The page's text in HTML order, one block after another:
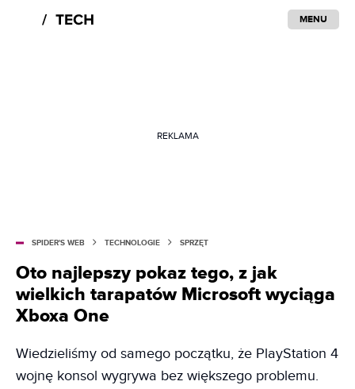
MENU
REKLAMA
SPIDER'S WEB TECHNOLOGIE SPRZĘT
Oto najlepszy pokaz tego, z jak
wielkich tarapatów Microsoft wyciąga
Xboxa One
Wiedzieliśmy od samego początku, że PlayStation 4
wojnę konsol wygrywa bez większego problemu.